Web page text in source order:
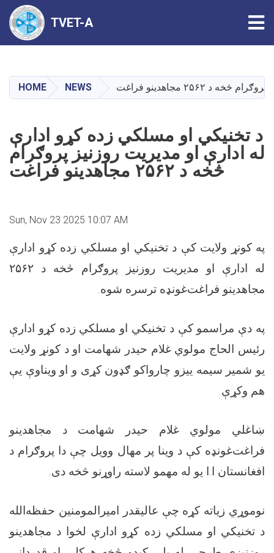
main
content
TVET-A
HOME NEWS مجاهدینو فراغت
د تخنیکي او مسلکي زده کړو ادارې
له ادارې او مدیریت روزنیز پروګرام
څخه د ۲۵۶۲ مجاهدینو فراغت
Sun, Nov 23 2025 10:07 AM
په کونړ ولایت کې د تخنیکي او مسلکي زده کړو ادارې
له ادارې او مدیریت روزنیز پروګرام څخه د ۲۵۶۲
مجاهدینو فراغت‌غونډه ترسره شوه.
په دې مراسمو کې د تخنیکي او مسلکي زده کړو ادارې
رئیس الحاج مولوي غلام حیدر شهامت او د کونړ ولایت
یو شمیر سیمه ییزو چارواکو ګډون کړی و او ویناوې یې
هم وکړې.
ښاغلي مولوي غلام حیدر شهامت د مجاهدینو
فراغت‌غونډه کې د وینا پر مهال وویل چې دا پروګرام د
افغانستان ا.ا یو له مهمو لاسته راوړنو څخه دی.
نوموړي زیاته کړه چې عالیقدر امیرالمومنین حفظه‌الله
د تخنیکي او مسلکي زده کړو ادارې لخوا د مجاهدینو